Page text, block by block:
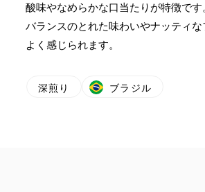
酸味やなめらかな口当たりが特徴で
バランスのとれた味わいやナッティ
よく感じられます。
深煎り ブラジル